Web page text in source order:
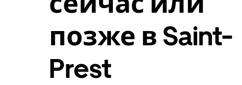
позже в Saint-
Prest